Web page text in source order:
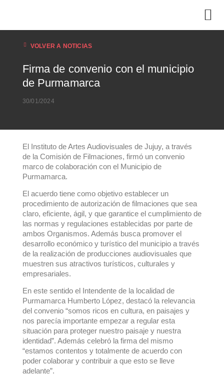
VOLVER A NOTICIAS
Firma de convenio con el municipio
de Purmamarca
30/01/2024
El Instituto de Artes Audiovisuales de Jujuy, a través
de la Comisión de Filmaciones, firmó un convenio
marco de colaboración con el Municipio de
Purmamarca.
El acuerdo tiene como objetivo establecer un
procedimiento de autorización de filmaciones que sea
claro, eficiente, ágil, y que garantice el cumplimiento de
las normas y regulaciones establecidas por parte de
ambos Organismos. Además busca promover el
desarrollo económico y turístico del municipio a través
de la realización de producciones audiovisuales que
muestren sus atractivos turísticos, culturales y
empresariales.
En este sentido el Intendente de la localidad de
Purmamarca Humberto López, destacó la relevancia
del convenio “somos ricos en cultura, en paisajes y
nos parecía importante empezar a regular esta
situación para proteger nuestro paisaje y nuestra
identidad”. Además celebró la firma del mismo
“estamos contentos y totalmente de acuerdo con
poder colaborar y contribuir a que esto se lleve
adelante”.